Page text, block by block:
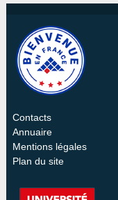
Contacts
Annuaire
Mentions légales
Plan du site